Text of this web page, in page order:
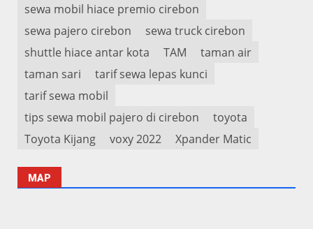
sewa mobil hiace premio cirebon
sewa pajero cirebon
sewa truck cirebon
shuttle hiace antar kota
TAM
taman air
taman sari
tarif sewa lepas kunci
tarif sewa mobil
tips sewa mobil pajero di cirebon
toyota
Toyota Kijang
voxy 2022 Xpander Matic
MAP